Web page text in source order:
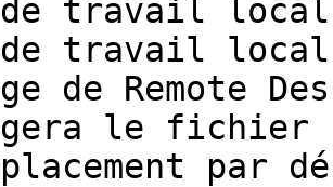
de travail
de travail
de Remote
le fichier
par